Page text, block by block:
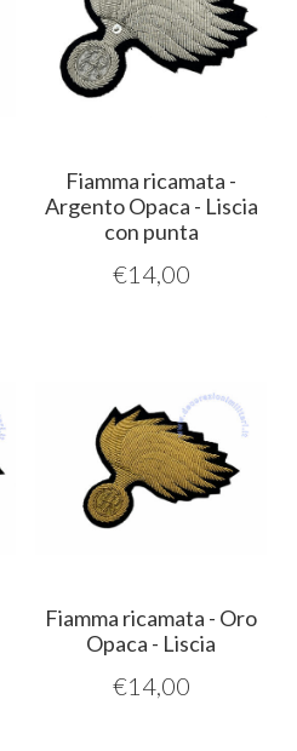
Fiamma ricamata -
Argento Opaca - Liscia
con punta
€14,00
Fiamma ricamata - Oro
Opaca - Liscia
€14,00